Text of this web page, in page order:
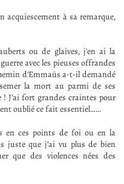
acquiescement à sa remarque,
ou de glaives, j’en ai la
avec les pieuses offrandes
d’Emmaüs a-t-il demandé
la mort au parmi de ses
! J’ai fort grandes craintes pour
oublié ce fait essentiel……
en ces points de foi ou en la
juste que j’ai vu plus de bien
que des violences nées des